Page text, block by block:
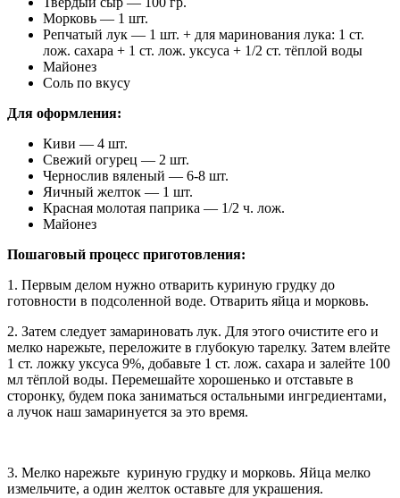
Морковь — 1 шт.
Репчатый лук — 1 шт. + для маринования лука: 1 ст.
лож. сахара + 1 ст. лож. уксуса + 1/2 ст. тёплой воды
Майонез
Соль по вкусу
Для оформления:
Киви — 4 шт.
Свежий огурец — 2 шт.
Чернослив вяленый — 6-8 шт.
Яичный желток — 1 шт.
Красная молотая паприка — 1/2 ч. лож.
Майонез
Пошаговый процесс приготовления:
1. Первым делом нужно отварить куриную грудку до
готовности в подсоленной воде. Отварить яйца и морковь.
2. Затем следует замариновать лук. Для этого очистите его и
мелко нарежьте, переложите в глубокую тарелку. Затем влейте
1 ст. ложку уксуса 9%, добавьте 1 ст. лож. сахара и залейте 100
мл тёплой воды. Перемешайте хорошенько и отставьте в
сторонку, будем пока заниматься остальными ингредиентами,
а лучок наш замаринуется за это время.
3. Мелко нарежьте куриную грудку и морковь. Яйца мелко
измельчите, а один желток оставьте для украшения.